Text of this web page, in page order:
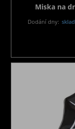
Miska na
Dodání dny: